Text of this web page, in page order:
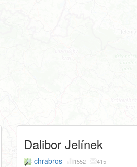
Dalibor Jelínek
chrabros 1552 415